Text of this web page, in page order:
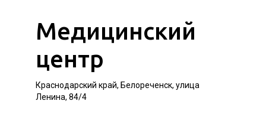
Медицинский
центр
Краснодарский край, Белореченск, улица
Ленина, 84/4